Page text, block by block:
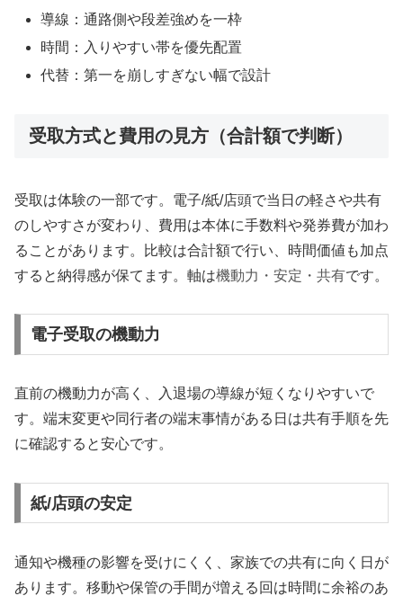
導線：通路側や段差強めを一枠
時間：入りやすい帯を優先配置
代替：第一を崩しすぎない幅で設計
受取方式と費用の見方（合計額で判断）
受取は体験の一部です。電子/紙/店頭で当日の軽さや共有
のしやすさが変わり、費用は本体に手数料や発券費が加わ
ることがあります。比較は合計額で行い、時間価値も加点
すると納得感が保てます。軸は機動力・安定・共有です。
電子受取の機動力
直前の機動力が高く、入退場の導線が短くなりやすいで
す。端末変更や同行者の端末事情がある日は共有手順を先
に確認すると安心です。
紙/店頭の安定
通知や機種の影響を受けにくく、家族での共有に向く日が
あります。移動や保管の手間が増える回は時間に余裕のあ